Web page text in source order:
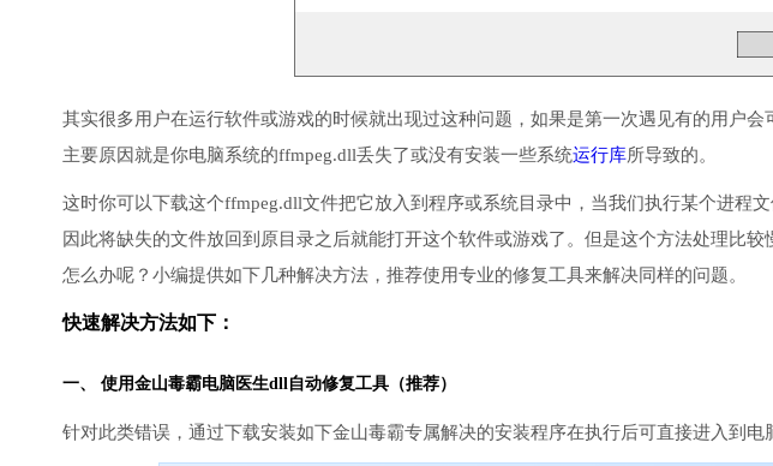
其实很多用户在运行软件或游戏的时候就出现过这种问题，如果是第一次遇见有的用户
主要原因就是你电脑系统的ffmpeg.dll丢失了或没有安装一些系统运行库所导致的。
这时你可以下载这个ffmpeg.dll文件把它放入到程序或系统目录中，当我们执行某个进程
因此将缺失的文件放回到原目录之后就能打开这个软件或游戏了。但是这个方法处理比
怎么办呢？小编提供如下几种解决方法，推荐使用专业的修复工具来解决同样的问题。
快速解决方法如下：
一、 使用金山毒霸电脑医生dll自动修复工具（推荐）
针对此类错误，通过下载安装如下金山毒霸专属解决的安装程序在执行后可直接进入到电